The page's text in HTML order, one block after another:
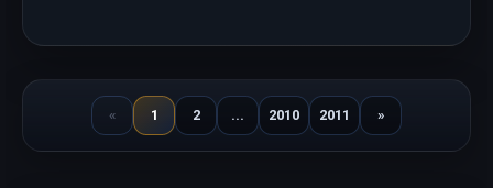
«Назад1 2 ... 2010 2011 »Вперед